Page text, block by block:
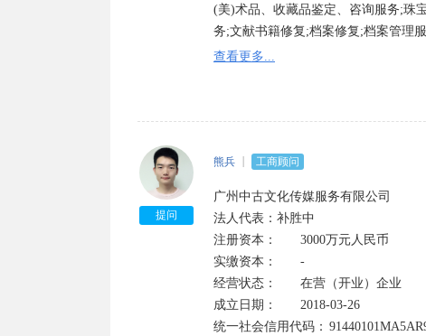
(美)术品、收藏品鉴定、咨询服务;珠
务;文献书籍修复;档案修复;档案管理
动会、庆典、艺术和模特大赛、艺术
品除外);工艺品批发(象牙及其制品除
收购古旧书籍、碑帖、拓本、字画等
服务;货物进出口(专营专控商品除外);
查看更多...
提问
熊兵 工商顾问
广州中古文化传媒服务有限公司
法人代表：补胜中
注册资本：	3000万元人民币
实缴资本：	-
经营状态：	在营（开业）企业
成立日期：	2018-03-26
统一社会信用代码：	91440101MA5AR9P22U